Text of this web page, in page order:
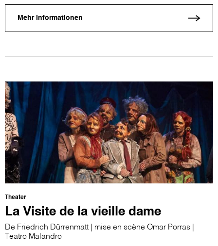
Mehr Informationen
Theater
La Visite de la vieille dame
De Friedrich Dürrenmatt | mise en scène Omar Porras |
Teatro Malandro